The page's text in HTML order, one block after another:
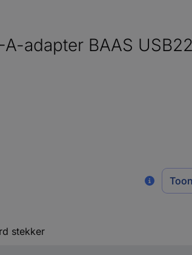
adapter BAAS USB22
stekker